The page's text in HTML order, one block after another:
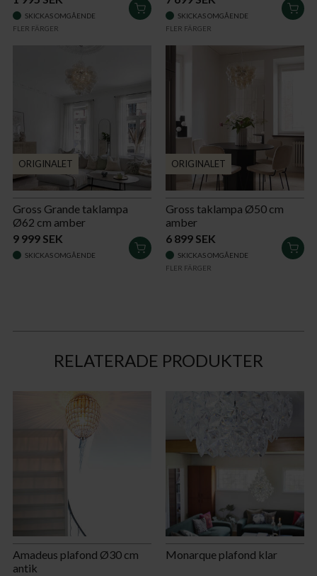
LÄGG
I
VARUKORGEN
SKICKAS OMGÅENDE
FLER FÄRGER
I
SKICKAS OMGÅENDE
FLER FÄRGER
ORIGINALET
Gross Grande taklampa
Ø62 cm amber
9 999 SEK
LÄGG
I
VARUKORGEN
SKICKAS OMGÅENDE
ORIGINALET
Gross taklampa Ø50 cm
amber
6 899 SEK
I
SKICKAS OMGÅENDE
FLER FÄRGER
RELATERADE PRODUKTER
Amadeus plafond Ø30 cm
antik
Monarque plafond klar